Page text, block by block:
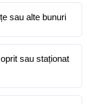
sau alte bunuri
sau staționat